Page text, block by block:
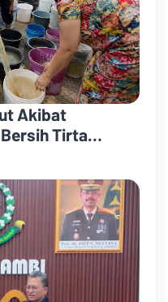
Akibat
Tirta